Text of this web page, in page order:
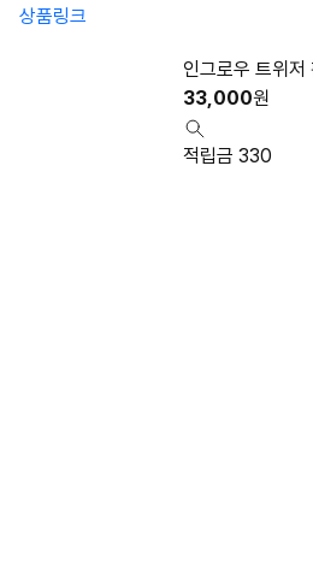
상품링크
인그로우 트위저
33,000원
적립금 330